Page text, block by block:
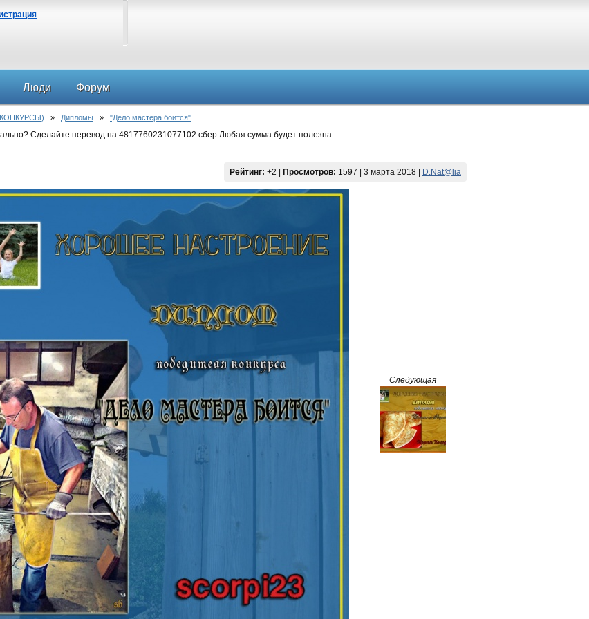
Люди Форум
» Дипломы » "Дело мастера боится"
Сделайте перевод на 4817760231077102 сбер.Любая сумма будет полезна.
Рейтинг: +2 Просмотров: 1597 | 3 марта 2018 | D.Nat@lia
Следующая